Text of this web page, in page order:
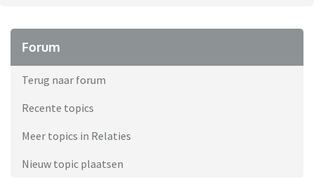
Forum
Terug naar forum
Recente topics
Meer topics in Relaties
Nieuw topic plaatsen